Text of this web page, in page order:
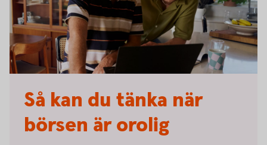
Så kan du tänka när
börsen är orolig